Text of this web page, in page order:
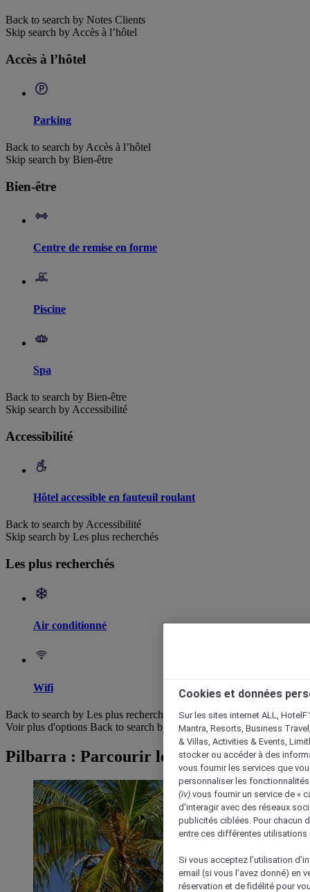
Back to search by Notes Clients
Skip search by Accès à l’hôtel
Accès à l’hôtel
Parking
Back to search by Accès à l’hôtel
Skip search by Bien-être
Bien-être
Centre de remise en forme
Piscine
Spa
Back to search by Bien-être
Skip search by Accessibilité
Accessibilité
Hôtel accessible en fauteuil roulant
Back to search by Accessibilité
Skip search by Les plus recherchés
Les plus recherchés
Air conditionné
Wifi
Back to search by Les plus recherchés
Voir plus d'options Back to search by categories
Pilbarra : Parcourir les hôtels
Cookies et données
Sur les sites internet ALL,
Mantra, Resorts, Business
& Villas, Activities & Events,
stocker ou accéder à des
vous fournir les services que
personnaliser les
(iv) vous fournir un service de «
d'interagir avec des réseaux
publicités ciblées. Pour chacun
entre ces différentes utilisations
Si vous acceptez l’utilisation
email (si vous l’avez donné) en
réservation et de fidélité pour